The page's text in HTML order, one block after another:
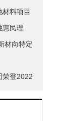
料项目
惠民理
材向特定
荣登2022